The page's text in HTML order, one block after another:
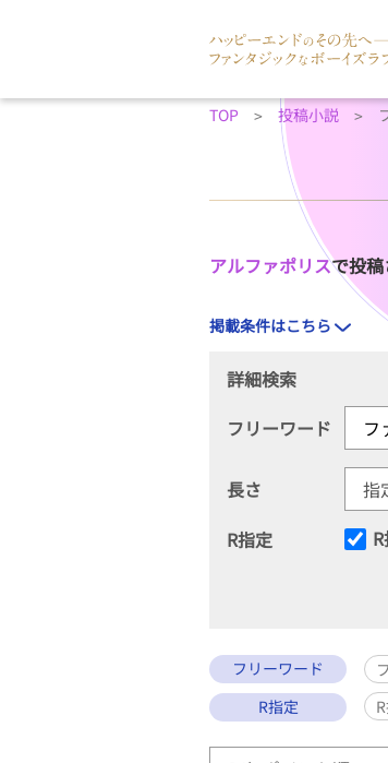
TOP 投稿小説
アルファポリスで投稿
掲載条件はこちら
詳細検索
フリーワード
長さ
R指定
フリーワード
R指定